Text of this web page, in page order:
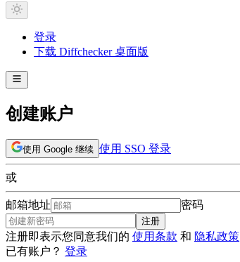
登录
下载 Diffchecker 桌面版
创建账户
使用 Google 继续 使用 SSO 登录
或
邮箱地址 密码
注册
注册即表示您同意我们的 使用条款 和 隐私政策
已有账户？ 登录